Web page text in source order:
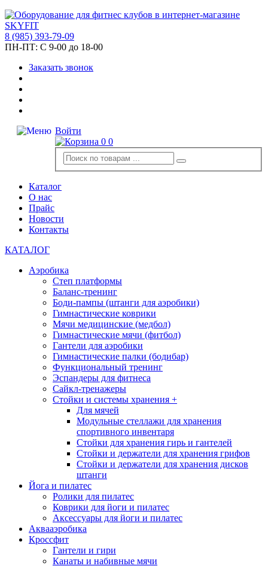
8 (985) 393-79-09
ПН-ПТ: С 9-00 до 18-00
Заказать звонок
Войти
0 0
Каталог
О нас
Прайс
Новости
Контакты
КАТАЛОГ
Аэробика
Степ платформы
Баланс-тренинг
Боди-пампы (штанги для аэробики)
Гимнастические коврики
Мячи медицинские (медбол)
Гимнастические мячи (фитбол)
Гантели для аэробики
Гимнастические палки (бодибар)
Функциональный тренинг
Эспандеры для фитнеса
Сайкл-тренажеры
Стойки и системы хранения +
Для мячей
Модульные стеллажи для хранения
спортивного инвентаря
Стойки для хранения гирь и гантелей
Стойки и держатели для хранения грифов
Стойки и держатели для хранения дисков
штанги
Йога и пилатес
Ролики для пилатес
Коврики для йоги и пилатес
Аксессуары для йоги и пилатес
Аквааэробика
Кроссфит
Гантели и гири
Канаты и набивные мячи